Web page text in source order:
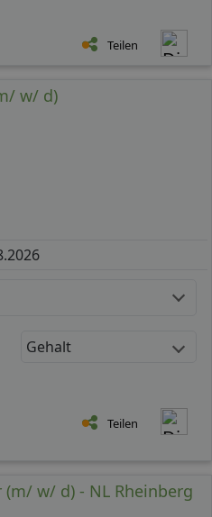
Teilen
w/ d)
Gehalt
Teilen
w/ d) - NL Rheinberg